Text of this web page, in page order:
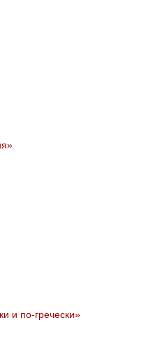
и по-гречески»